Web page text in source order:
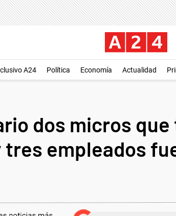
A24 Política Economía Actualidad
dos micros
empleados